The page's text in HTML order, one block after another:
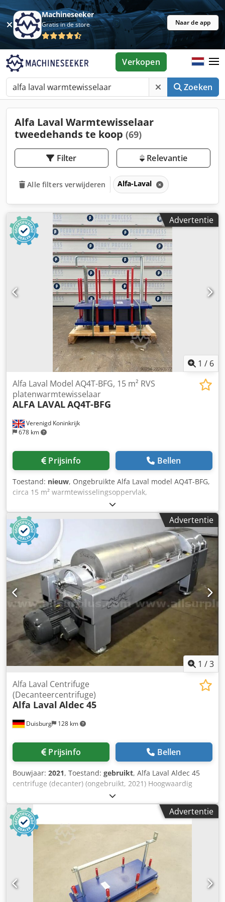
Machineseeker
Gratis in de store Naar de app
Zoeken
Verkopen
Alfa Laval Warmtewisselaar
tweedehands te koop (69)
Filter Relevantie
Alle filters verwijderen Alfa-Laval
Advertentie
1 / 6
Verenigd Koninkrijk
678 km
Alfa Laval Model AQ4T-BFG, 15 m² RVS
platenwarmtewisselaar
ALFA LAVALAQ4T-BFG
Prijsinfo Bellen
Toestand: nieuw, Ongebruikte Alfa Laval model AQ4T-BFG,
circa 15 m² warmtewisselingsoppervlak,
platenwarmtewisselaar van 316L roestvast staal. Apparaat
ontworpen voor 12 bar ontwerpspanning bij 150°C.
Dcsdpfezimvuex Am Dok
Advertentie
1 /3
Duisburg 128 km
Alfa Laval Centrifuge
(Decanteercentrifuge)
Alfa Laval Aldec 45
Prijsinfo Bellen
Bouwjaar: 2021, Toestand: gebruikt, Alfa Laval Aldec 45
centrifuge (decanter) (ongebruikt, 2021) Hoogwaardig
industrieel decantercentrifugesysteem, ontworpen voor
continue ontwatering van slib in
afvalwaterzuiveringsinstallaties in de petrochemische
industrie. Geschikt voor zowel oliehoudend als biologisch
slib, en zorgt voor een effectieve scheiding van de fasen,
met een maximale vaste stofconcentratie in de cake van
>15%. Maximale dichtheid van de compacte, natte cake:
1,3 kg/dm³. Maximale hoofdtoerental: 4200 tpm. Diameter
van de trommel: 360 mm. Dcedpfx Amozl U A Uo Djk Let
op: aangezien de goederen verpakt zijn, zijn de getoonde
afbeeldingen illustratief en niet van de betreffende
Advertentie